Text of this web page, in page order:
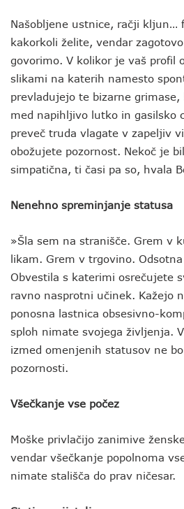
Našobljene ustnice, račji kljun…
kakorkoli želite, vendar
govorimo. V kolikor je vaš profil
slikami na katerih namesto
prevladujejo te bizarne
med napihljivo lutko in gasilsko
preveč truda vlagate v zapeljiv
obožujete pozornost. Nekoč je
simpatična, ti časi pa so, hvala
Nenehno spreminjanje statusa
»Šla sem na stranišče. Grem v
likam. Grem v trgovino.
Obvestila s katerimi osrečujete
ravno nasprotni učinek. Kažejo
ponosna lastnica obsesivno-
sploh nimate svojega življenja.
izmed omenjenih statusov ne
pozornosti.
Všečkanje vse počez
Moške privlačijo zanimive
vendar všečkanje popolnoma
nimate stališča do prav ničesar.